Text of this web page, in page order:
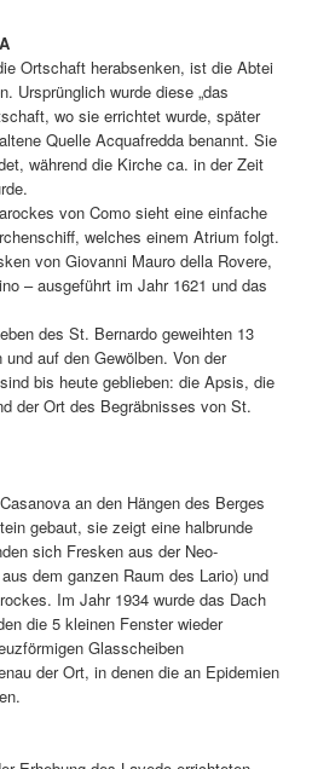
Ortschaft herabsenken, ist die Abtei
Ursprünglich wurde diese „das
wo sie errichtet wurde, später
Quelle Acquafredda benannt. Sie
während die Kirche ca. in der Zeit
von Como sieht eine einfache
welches einem Atrium folgt.
von Giovanni Mauro della Rovere,
– ausgeführt im Jahr 1621 und das
des St. Bernardo geweihten 13
auf den Gewölben. Von der
bis heute geblieben: die Apsis, die
der Ort des Begräbnisses von St.
an den Hängen des Berges
gebaut, sie zeigt eine halbrunde
sich Fresken aus der Neo-
dem ganzen Raum des Lario) und
Im Jahr 1934 wurde das Dach
die 5 kleinen Fenster wieder
Glasscheiben
der Ort, in denen die an Epidemien